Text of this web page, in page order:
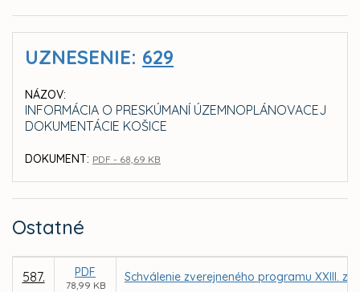
UZNESENIE: 629
NÁZOV:
INFORMÁCIA O PRESKÚMANÍ ÚZEMNOPLÁNOVACEJ
DOKUMENTÁCIE KOŠICE
DOKUMENT: PDF - 68,69 KB
Ostatné
587. PDF
78,99 KB
Schválenie zverejneného programu XXIII.